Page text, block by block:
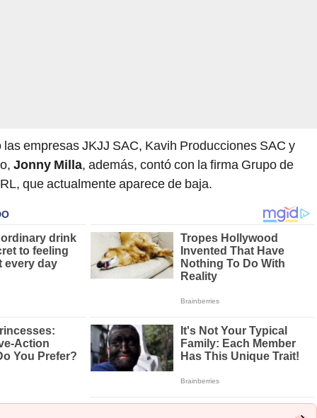
empresas JKJJ SAC, Kavih Producciones SAC y
Jonny Milla, además, contó con la firma Grupo de
que actualmente aparece de baja.